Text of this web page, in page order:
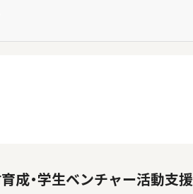
成・学生ベンチャー活動支援